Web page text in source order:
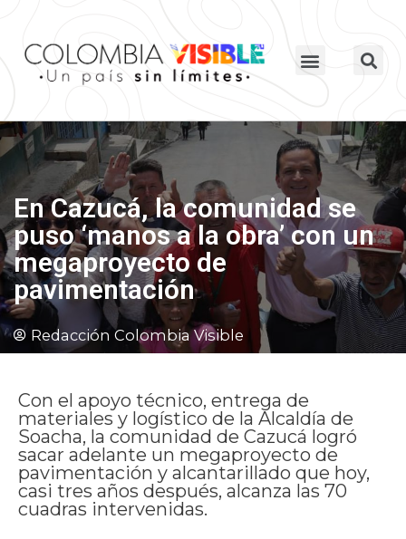
En Cazucá, la comunidad se
puso ‘manos a la obra’ con un
megaproyecto de
pavimentación
Redacción Colombia Visible
Con el apoyo técnico, entrega de
materiales y logístico de la Alcaldía de
Soacha, la comunidad de Cazucá logró
sacar adelante un megaproyecto de
pavimentación y alcantarillado que hoy,
casi tres años después, alcanza las 70
cuadras intervenidas.